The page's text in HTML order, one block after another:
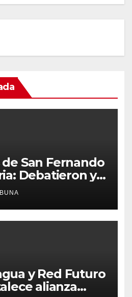
San Fernando
Debatieron y
senadores en
y Red Futuro
alianza